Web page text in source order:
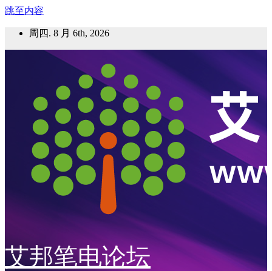
跳至内容
周四. 8 月 6th, 2026
艾邦笔电论坛